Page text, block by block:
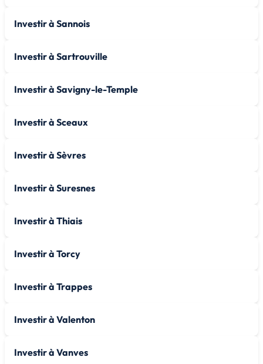
Investir à Sannois
Investir à Sartrouville
Investir à Savigny-le-Temple
Investir à Sceaux
Investir à Sèvres
Investir à Suresnes
Investir à Thiais
Investir à Torcy
Investir à Trappes
Investir à Valenton
Investir à Vanves